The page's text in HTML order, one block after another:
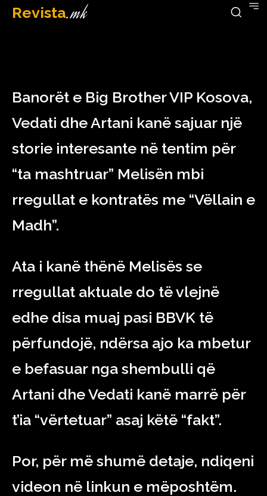
Revista.mk
February 7, 2023
Banorët e Big Brother VIP Kosova,
Vedati dhe Artani kanë sajuar një
storie interesante në tentim për
“ta mashtruar” Melisën mbi
rregullat e kontratës me “Vëllain e
Madh”.
Ata i kanë thënë Melisës se
rregullat aktuale do të vlejnë
edhe disa muaj pasi BBVK të
përfundojë, ndërsa ajo ka mbetur
e befasuar nga shembulli që
Artani dhe Vedati kanë marrë për
t’ia “vërtetuar” asaj këtë “fakt”.
Por, për më shumë detaje, ndiqeni
videon në linkun e mëposhtëm.